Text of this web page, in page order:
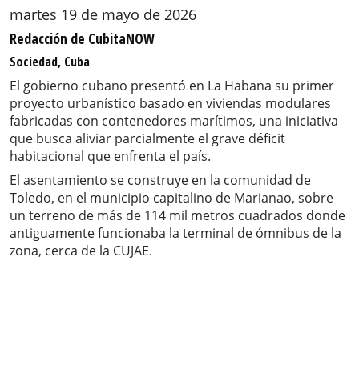
martes 19 de mayo de 2026
Redacción de CubitaNOW
Sociedad, Cuba
El gobierno cubano presentó en La Habana su primer
proyecto urbanístico basado en viviendas modulares
fabricadas con contenedores marítimos, una iniciativa
que busca aliviar parcialmente el grave déficit
habitacional que enfrenta el país.
El asentamiento se construye en la comunidad de
Toledo, en el municipio capitalino de Marianao, sobre
un terreno de más de 114 mil metros cuadrados donde
antiguamente funcionaba la terminal de ómnibus de la
zona, cerca de la CUJAE.